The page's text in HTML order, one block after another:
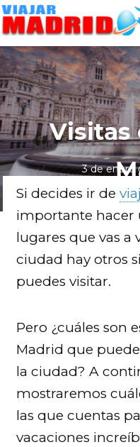
MADRID
3 de enero
Visitas
Si decides ir de
importante hacer
lugares que vas a
ciudad hay otros
puedes visitar.
Pero ¿cuáles son
Madrid que
la ciudad? A
mostraremos
las que cuentas
vacaciones